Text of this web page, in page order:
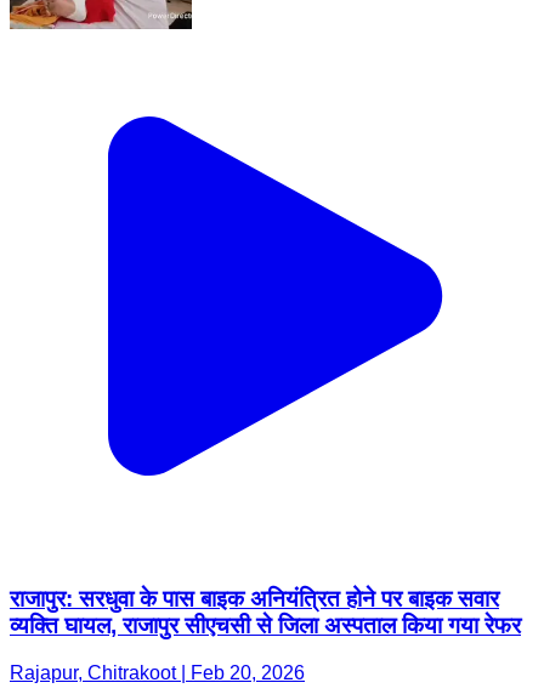
राजापुर: सरधुवा के पास बाइक अनियंत्रित होने पर बाइक सवार
व्यक्ति घायल, राजापुर सीएचसी से जिला अस्पताल किया गया रेफर
Rajapur, Chitrakoot | Feb 20, 2026